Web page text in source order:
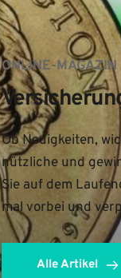
ONLINE-MAGAZIN
Ob Neuigkeiten,
nützliche und
Sie auf dem
mal vorbei und
Alle Artikel